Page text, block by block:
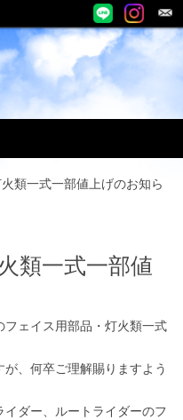
類一式一部値上げのお知ら
類一式一部値
フェイス用部品・灯火類一式
、何卒ご理解賜りますよう
ダー、ルートライダーのフ